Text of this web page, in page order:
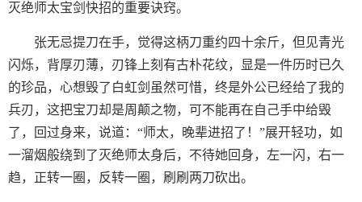
灭绝师太宝剑快招的重要诀窍。
张无忌提刀在手，觉得这柄刀重约四十余斤，但见青光
闪烁，背厚刃薄，刃锋上刻有古朴花纹，显是一件历时已久
的珍品，心想毁了白虹剑虽然可惜，终是外公已经给了我的
兵刃，这把宝刀却是周颠之物，可不能再在自己手中给毁
了，回过身来，说道：“师太，晚辈进招了！”展开轻功，如
一溜烟般绕到了灭绝师太身后，不待她回身，左一闪，右一
趋，正转一圈，反转一圈，刷刷两刀砍出。